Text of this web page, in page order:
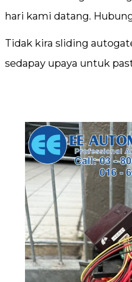
hari kami datang.
Tidak kira sliding
sedapay upaya untuk